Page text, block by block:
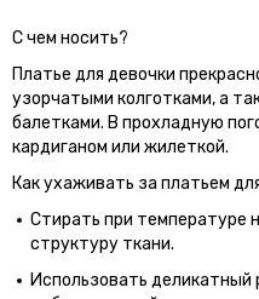
С чем носить?
Платье для девочки
узорчатыми колготками, а
балетками. В прохладную
кардиганом или жилеткой.
Как ухаживать за платьем
Стирать при температуре
структуру ткани.
Использовать деликатный